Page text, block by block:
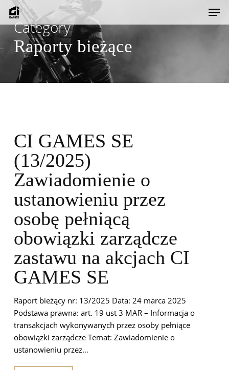
Skip
main
content
Category
Raporty bieżące
CI GAMES SE
(13/2025)
Zawiadomienie o
ustanowieniu przez
osobę pełniącą
obowiązki zarządcze
zastawu na akcjach CI
GAMES SE
Raport bieżący nr: 13/2025 Data: 24 marca 2025
Podstawa prawna: art. 19 ust 3 MAR – Informacja o
transakcjach wykonywanych przez osoby pełniące
obowiązki zarządcze Temat: Zawiadomienie o
ustanowieniu przez…